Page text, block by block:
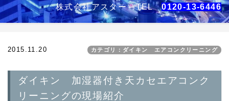
株式会社アスター TEL0120-13-6446
2015.11.20 カテゴリ：ダイキン エアコンクリーニング
ダイキン 加湿器付き天カセエアコンク
リーニングの現場紹介